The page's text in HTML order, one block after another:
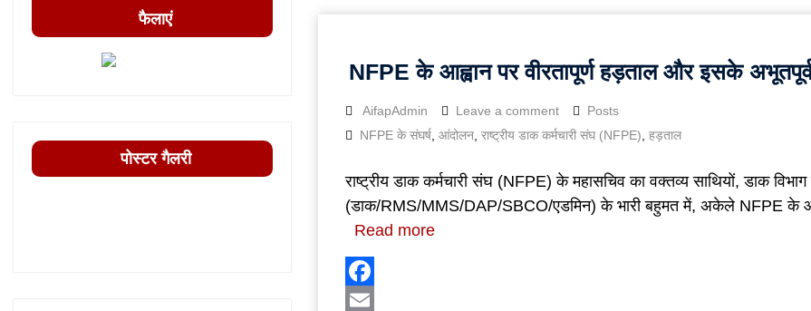
NFPE के आह्वान पर वीरतापूर्ण हड़ताल और इसके
AifapAdmin Leave a comment
Posts
NFPE के संघर्ष आंदोलन राष्ट्रीय डाक कर्मचारी संघ (NFPE) हड़ताल
राष्ट्रीय डाक कर्मचारी संघ (NFPE) के महासचिव का वक्तव्य साथियों, डाक
(डाक/RMS/MMS/DAP/SBCO/एडमिन) के भारी बहुमत में, अकेले NFPE के
Read more
Facebook
फैलाएं
पोस्टर गैलरी